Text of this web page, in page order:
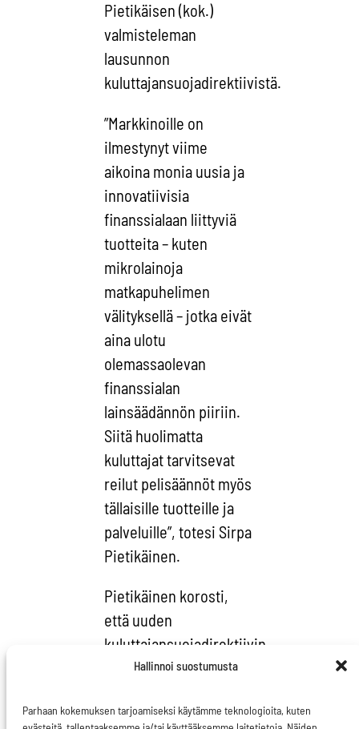
Hallinnoi suostumusta
Parhaan kokemuksen tarjoamiseksi käytämme teknologioita, kuten
Pietikäisen (kok.)
valmisteleman
lausunnon
kuluttajansuojadirektiivistä.
”Markkinoille on
ilmestynyt viime
aikoina monia uusia ja
innovatiivisia
finanssialaan liittyviä
tuotteita – kuten
mikrolainoja
matkapuhelimen
välityksellä – jotka eivät
aina ulotu
olemassaolevan
finanssialan
lainsäädännön piiriin.
Siitä huolimatta
kuluttajat tarvitsevat
reilut pelisäännöt myös
tällaisille tuotteille ja
palveluille”, totesi Sirpa
Pietikäinen.
Pietikäinen korosti,
että uuden
kuluttajansuojadirektiivin
täytyy antaa kuluttajalle
koskettava myös